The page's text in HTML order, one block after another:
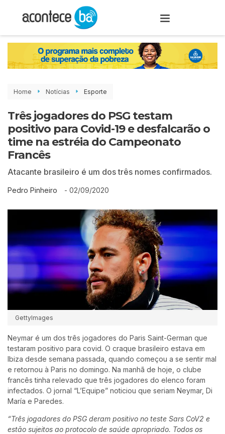
Home Notícias Esporte
Três jogadores do PSG testam
positivo para Covid-19 e desfalcarão o
time na estréia do Campeonato
Francês
Atacante brasileiro é um dos três nomes confirmados.
Pedro Pinheiro - 02/09/2020
GettyImages
Neymar é um dos três jogadores do Paris Saint-German que
testaram positivo para covid. O craque brasileiro estava em
Ibiza desde semana passada, quando começou a se sentir mal
e retornou à Paris no domingo. Na manhã de hoje, o clube
francês tinha relevado que três jogadores do elenco foram
infectados. O jornal “L’Equipe” noticiou que seriam Neymar, Di
María e Paredes.
“Três jogadores do PSG deram positivo no teste Sars CoV2 e
estão sujeitos ao protocolo de saúde apropriado. Todos os